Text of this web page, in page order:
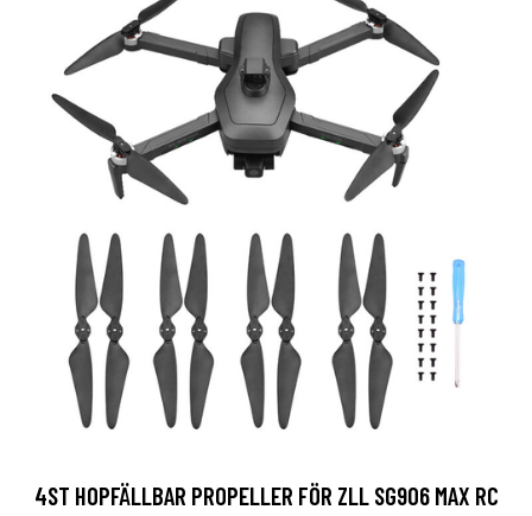
4ST HOPFÄLLBAR PROPELLER FÖR ZLL SG906 MAX RC